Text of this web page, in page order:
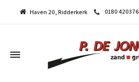
Haven 20, Ridderkerk 0180 420376